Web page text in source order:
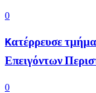
0
Kατέρρευσε
Επειγόντων
0